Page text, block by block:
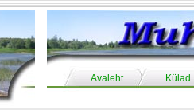
Avaleht Külad